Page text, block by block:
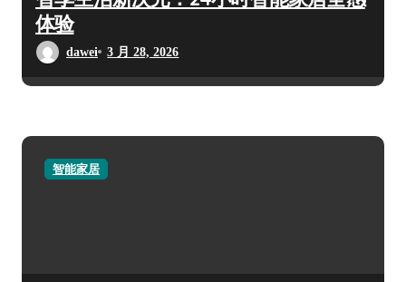
体验
dawei 3 月 28, 2026
智能家居